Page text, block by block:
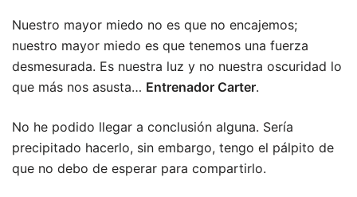
Nuestro mayor miedo no es que no encajemos;
nuestro mayor miedo es que tenemos una fuerza
desmesurada. Es nuestra luz y no nuestra oscuridad lo
que más nos asusta… Entrenador Carter.
No he podido llegar a conclusión alguna. Sería
precipitado hacerlo, sin embargo, tengo el pálpito de
que no debo de esperar para compartirlo.